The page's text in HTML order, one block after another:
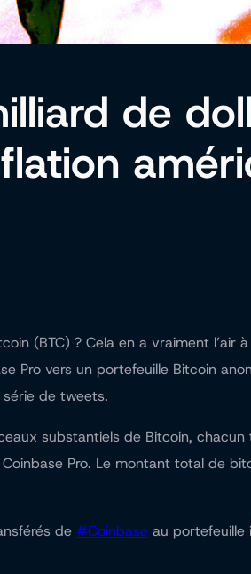
de
(BTC) ? Cela en a vraiment
Pro vers un portefeuille Bitcoin
de tweets.
substantiels de Bitcoin,
Pro. Le montant total de
de #Coinbase au